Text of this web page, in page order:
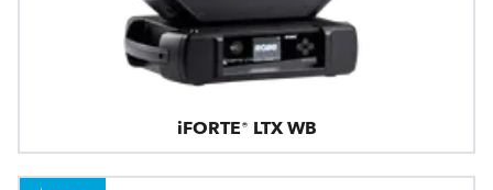
iFORTE® LTX WB